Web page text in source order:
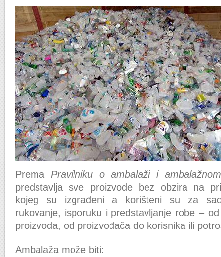
Prema Pravilniku o ambalaži i
predstavlja sve proizvode bez obzira na
kojeg su izgrađeni a korišteni su za
rukovanje, isporuku i predstavljanje robe –
proizvoda, od proizvođača do korisnika ili
Ambalaža može biti: